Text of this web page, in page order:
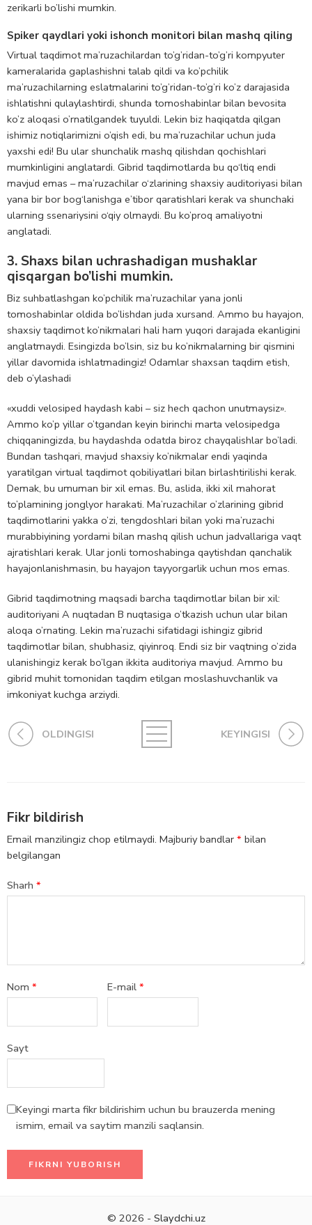
zerikarli bo’lishi mumkin.
Spiker qaydlari yoki ishonch monitori bilan mashq qiling
Virtual taqdimot ma’ruzachilardan to’g’ridan-to’g’ri kompyuter
kameralarida gaplashishni talab qildi va ko’pchilik
ma’ruzachilarning eslatmalarini to’g’ridan-to’g’ri ko’z darajasida
ishlatishni qulaylashtirdi, shunda tomoshabinlar bilan bevosita
ko’z aloqasi o’rnatilgandek tuyuldi. Lekin biz haqiqatda qilgan
ishimiz notiqlarimizni o’qish edi, bu ma’ruzachilar uchun juda
yaxshi edi! Bu ular shunchalik mashq qilishdan qochishlari
mumkinligini anglatardi. Gibrid taqdimotlarda bu qo‘ltiq endi
mavjud emas – ma’ruzachilar o‘zlarining shaxsiy auditoriyasi bilan
yana bir bor bog‘lanishga e’tibor qaratishlari kerak va shunchaki
ularning ssenariysini o‘qiy olmaydi. Bu ko’proq amaliyotni
anglatadi.
3. Shaxs bilan uchrashadigan mushaklar
qisqargan bo’lishi mumkin.
Biz suhbatlashgan ko’pchilik ma’ruzachilar yana jonli
tomoshabinlar oldida bo’lishdan juda xursand. Ammo bu hayajon,
shaxsiy taqdimot ko’nikmalari hali ham yuqori darajada ekanligini
anglatmaydi. Esingizda bo’lsin, siz bu ko’nikmalarning bir qismini
yillar davomida ishlatmadingiz! Odamlar shaxsan taqdim etish,
deb o’ylashadi
«xuddi velosiped haydash kabi – siz hech qachon unutmaysiz».
Ammo ko’p yillar o’tgandan keyin birinchi marta velosipedga
chiqqaningizda, bu haydashda odatda biroz chayqalishlar bo’ladi.
Bundan tashqari, mavjud shaxsiy ko’nikmalar endi yaqinda
yaratilgan virtual taqdimot qobiliyatlari bilan birlashtirilishi kerak.
Demak, bu umuman bir xil emas. Bu, aslida, ikki xil mahorat
to’plamining jonglyor harakati. Ma’ruzachilar o’zlarining gibrid
taqdimotlarini yakka o’zi, tengdoshlari bilan yoki ma’ruzachi
murabbiyining yordami bilan mashq qilish uchun jadvallariga vaqt
ajratishlari kerak. Ular jonli tomoshabinga qaytishdan qanchalik
hayajonlanishmasin, bu hayajon tayyorgarlik uchun mos emas.
Gibrid taqdimotning maqsadi barcha taqdimotlar bilan bir xil:
auditoriyani A nuqtadan B nuqtasiga o’tkazish uchun ular bilan
aloqa o’rnating. Lekin ma’ruzachi sifatidagi ishingiz gibrid
taqdimotlar bilan, shubhasiz, qiyinroq. Endi siz bir vaqtning o’zida
ulanishingiz kerak bo’lgan ikkita auditoriya mavjud. Ammo bu
gibrid muhit tomonidan taqdim etilgan moslashuvchanlik va
imkoniyat kuchga arziydi.
OLDINGISI KEYINGISI
Fikr bildirish
Email manzilingiz chop etilmaydi. Majburiy bandlar * bilan
belgilangan
Sharh *
Nom * E-mail*
Sayt
Keyingi marta fikr bildirishim uchun bu brauzerda mening
ismim, email va saytim manzili saqlansin.
© 2026 - Slaydchi.uz